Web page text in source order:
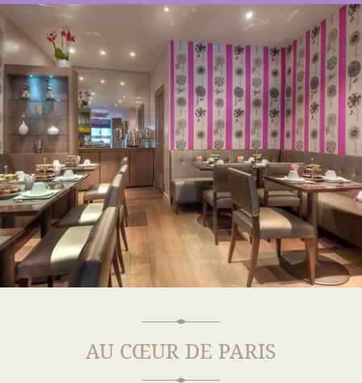
AU CŒUR DE PARIS
HÔTEL PARTENAIRE